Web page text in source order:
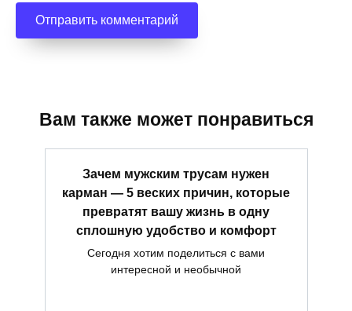
Вам также может понравиться
Зачем мужским трусам нужен
карман — 5 веских причин, которые
превратят вашу жизнь в одну
сплошную удобство и комфорт
Сегодня хотим поделиться с вами
интересной и необычной